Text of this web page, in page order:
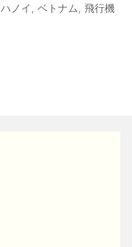
ハノイ ベトナム 飛行機